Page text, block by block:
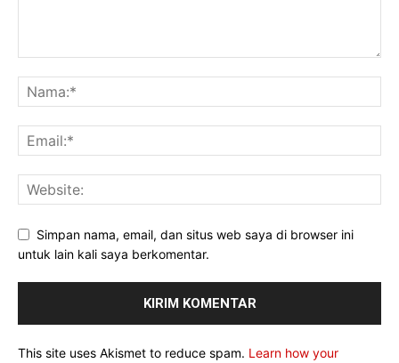
Simpan nama, email, dan situs web saya di browser ini
untuk lain kali saya berkomentar.
This site uses Akismet to reduce spam. Learn how your